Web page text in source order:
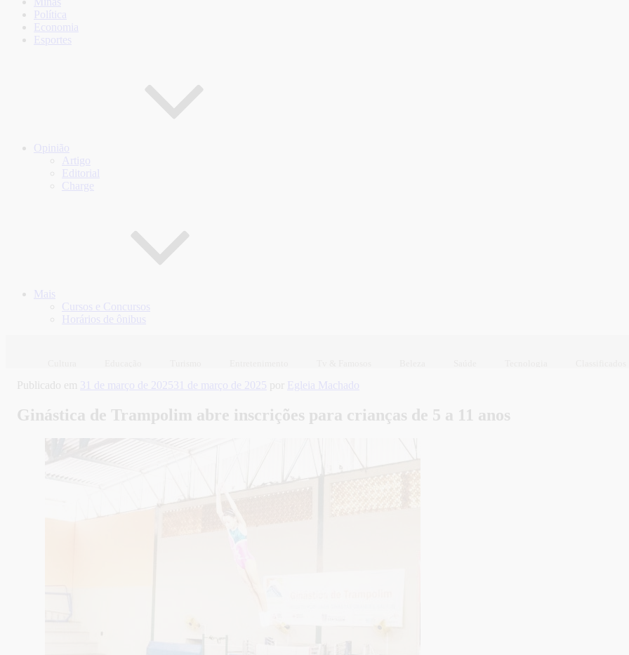
Política
Economia
Esportes
Opinião
Artigo
Editorial
Charge
Mais
Cursos e Concursos
Horários de ônibus
Publicado em 31 de março de 2025 31 de março de 2025 por Egleia Machado
Ginástica de Trampolim abre inscrições para crianças de 5 a 11 anos